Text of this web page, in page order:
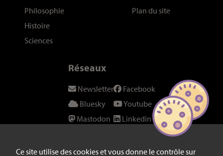
Ce site utilise des cookies et vous donne le contrôle sur
Philosophie
Histoire
Sciences
Plan du site
Réseaux
Newsletter
Bluesky
Mastodon
Instagram
Facebook
Youtube
Linkedin
Fil RSS